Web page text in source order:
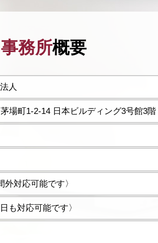
事務所概要
人
場町1-2-14 日本ビルディング3号館3階
対応可能です〉
も対応可能です〉